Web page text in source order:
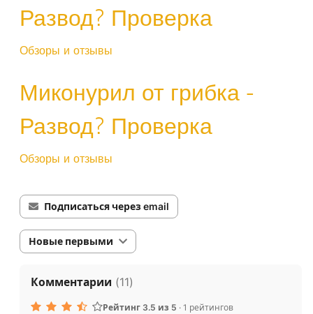
Развод? Проверка
Обзоры и отзывы
Миконурил от грибка -
Развод? Проверка
Обзоры и отзывы
Подписаться через email
Новые первыми
Комментарии (11)
Рейтинг 3.5 из 5 ·1 рейтингов